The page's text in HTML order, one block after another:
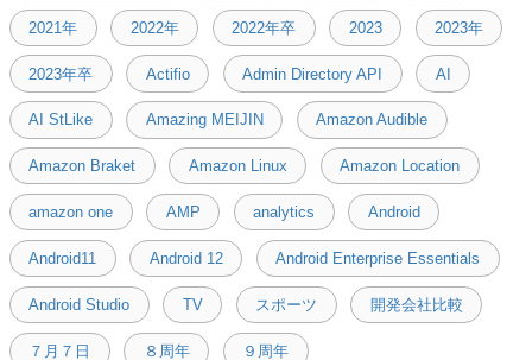
2021年 2022年 2022年卒 2023 2023年
2023年卒 Actifio Admin Directory API AI
AI StLike Amazing MEIJIN Amazon Audible
Amazon Braket Amazon Linux Amazon Location
amazon one AMP analytics Android
Android11 Android 12 Android Enterprise Essentials
Android Studio TV スポーツ 開発会社比較
７月７日 ８周年 ９周年